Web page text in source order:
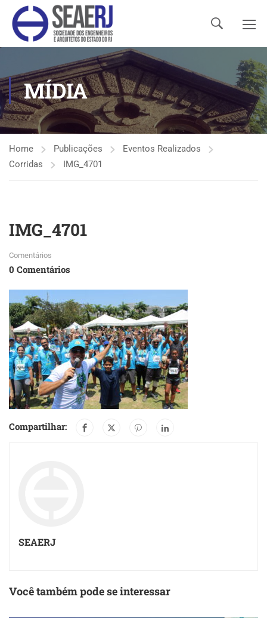
MÍDIA
Home Publicações
Eventos Realizados
Corridas
IMG_4701
IMG_4701
Comentários
0 Comentários
Compartilhar:
SEAERJ
Você também pode se interessar